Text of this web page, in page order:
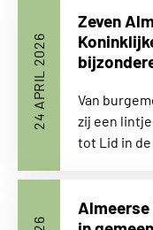
Zeven
24 APRIL 2026
Van
zij een
tot Lid in de
Almeerse